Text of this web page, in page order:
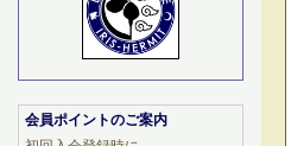
会員ポイントのご案内